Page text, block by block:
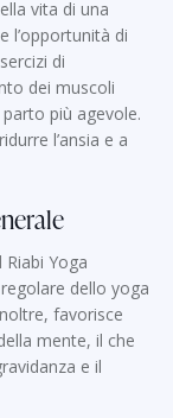
vita di una
l’opportunità di
di
dei muscoli
più agevole.
l’ansia e a
Yoga
dello yoga
favorisce
mente, il che
e il